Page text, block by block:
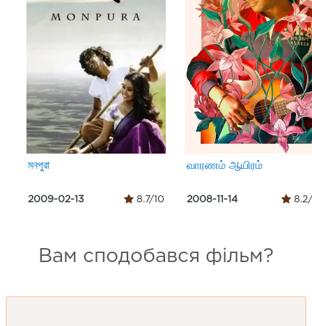
মনপুরা
2009-02-13 8.7/10
வாரணம் ஆயிரம்
2008-11-14 8.2/
Вам сподобався фільм?